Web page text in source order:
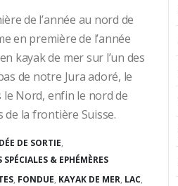
de l’année au nord de
en première de l’année
kayak de mer sur l’un des
de notre Jura adoré, le
le Nord, enfin le nord de
de la frontière Suisse.
DE SORTIE,
SPÉCIALES & EPHÉMÈRES
, FONDUE, KAYAK DE MER, LAC,